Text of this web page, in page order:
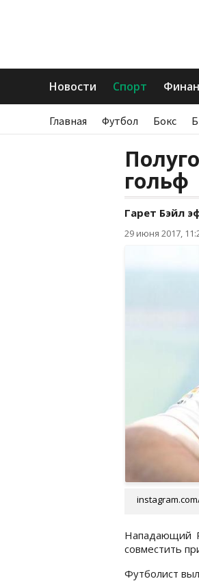
Новости Спорт
Главная Футбол Бокс
гольф
Гарет Бэйл
29 июня 2017,
Нападающий
совместить
Футболист